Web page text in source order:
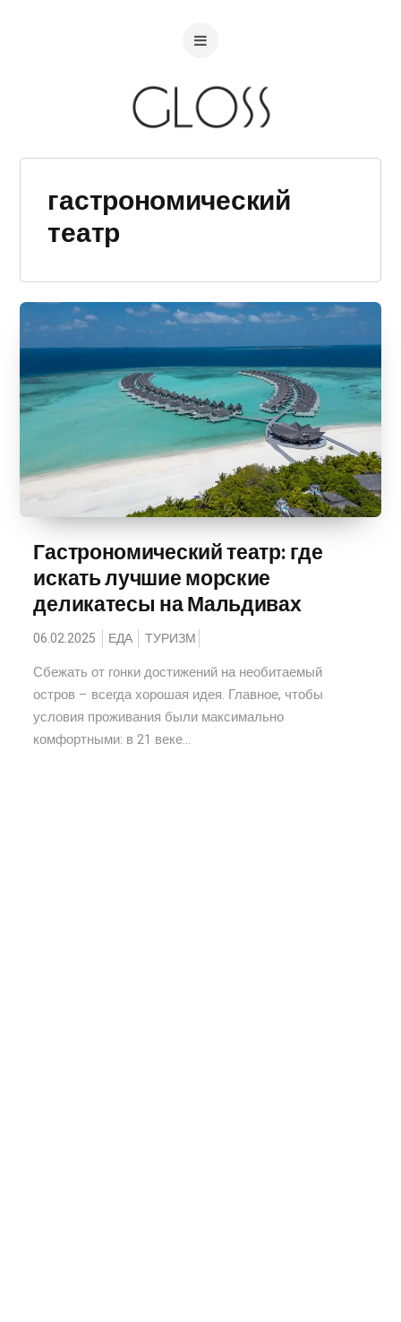
гастрономический
театр
Гастрономический театр: где
искать лучшие морские
деликатесы на Мальдивах
06.02.2025 ЕДА ТУРИЗМ
Сбежать от гонки достижений на необитаемый
остров – всегда хорошая идея. Главное, чтобы
условия проживания были максимально
комфортными: в 21 веке...